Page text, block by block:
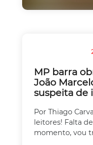
MP barra
João
suspeita de
Por Thiago
leitores! Falta
momento, vou